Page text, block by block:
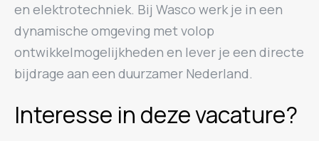
en elektrotechniek. Bij Wasco werk je in een
dynamische omgeving met volop
ontwikkelmogelijkheden en lever je een directe
bijdrage aan een duurzamer Nederland.
Interesse in deze vacature?